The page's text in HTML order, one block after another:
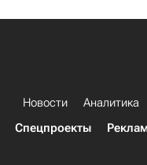
Новости Аналитика
Спецпроекты